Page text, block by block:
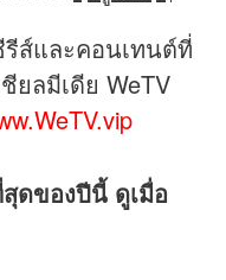
ส์และคอนเทนต์ที่
ยลมีเดีย WeTV
ดของปีนี้ ดูเมื่อ